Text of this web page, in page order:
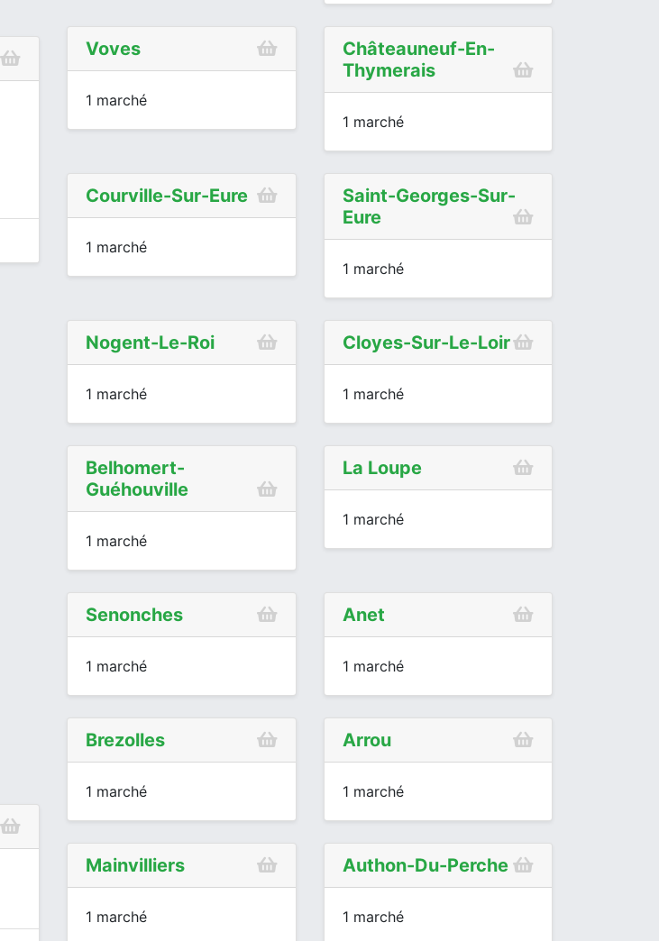
Voves
1 marché
Châteauneuf-En-
Thymerais
1 marché
Courville-Sur-Eure
1 marché
Saint-Georges-Sur-
Eure
1 marché
Nogent-Le-Roi
1 marché
Cloyes-Sur-Le-Loir
1 marché
Belhomert-
Guéhouville
1 marché
La Loupe
1 marché
Senonches
1 marché
Anet
1 marché
Brezolles
1 marché
Arrou
1 marché
Mainvilliers
1 marché
Authon-Du-Perche
1 marché